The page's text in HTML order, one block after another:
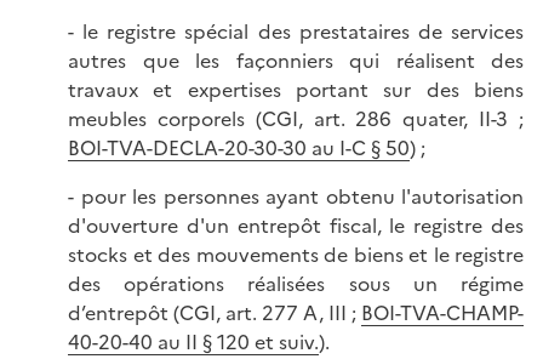
- le registre spécial des prestataires de services
autres que les façonniers qui réalisent des
travaux et expertises portant sur des biens
meubles corporels (CGI, art. 286 quater, II-3 ;
BOI-TVA-DECLA-20-30-30 au I-C § 50) ;
- pour les personnes ayant obtenu l'autorisation
d'ouverture d'un entrepôt fiscal, le registre des
stocks et des mouvements de biens et le registre
des opérations réalisées sous un régime
d’entrepôt (CGI, art. 277 A, III ; BOI-TVA-CHAMP-
40-20-40 au II § 120 et suiv.).